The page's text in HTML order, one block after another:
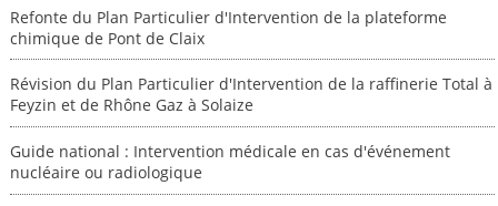
Refonte du Plan Particulier d'Intervention de la plateforme
chimique de Pont de Claix
Révision du Plan Particulier d'Intervention de la raffinerie Total à
Feyzin et de Rhône Gaz à Solaize
Guide national : Intervention médicale en cas d'événement
nucléaire ou radiologique